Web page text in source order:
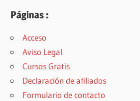
Páginas :
Acceso
Aviso Legal
Cursos Gratis
Declaración de afiliados
Formulario de contacto